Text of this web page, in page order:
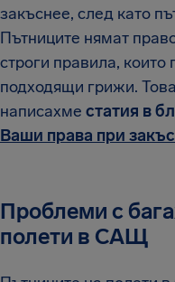
закъснее, след като
Пътниците нямат
строги правила, които
подходящи грижи.
написахме статия в
Ваши права при
Проблеми с
полети в САЩ